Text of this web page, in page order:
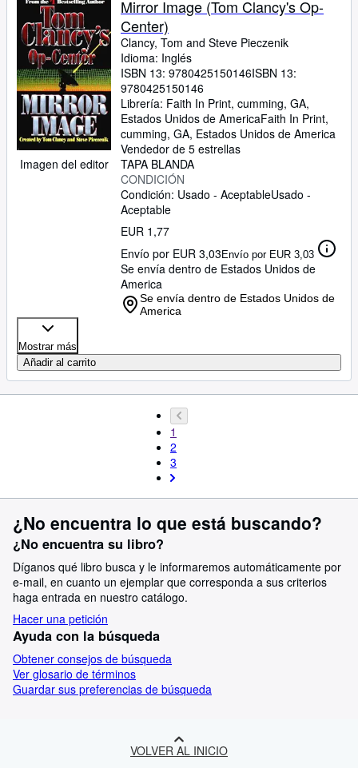
Imagen del editor
Mirror Image (Tom Clancy's Op-
Center)
Clancy, Tom and Steve Pieczenik
Idioma: Inglés
ISBN 13: 9780425150146ISBN 13:
9780425150146
Librería: Faith In Print, cumming, GA,
Estados Unidos de AmericaFaith In Print,
cumming, GA, Estados Unidos de America
Vendedor de 5 estrellas
TAPA BLANDA
CONDICIÓN
Condición: Usado - AceptableUsado -
Aceptable
EUR 1,77
Envío por EUR 3,03Envío por EUR 3,03
Se envía dentro de Estados Unidos de
America
Se envía dentro de Estados Unidos de
America
Mostrar más
Añadir al carrito
1
2
3
¿No encuentra lo que está buscando?
¿No encuentra su libro?
Díganos qué libro busca y le informaremos automáticamente por
e-mail, en cuanto un ejemplar que corresponda a sus criterios
haga entrada en nuestro catálogo.
Hacer una petición
Ayuda con la búsqueda
Obtener consejos de búsqueda
Ver glosario de términos
Guardar sus preferencias de búsqueda
VOLVER AL INICIO